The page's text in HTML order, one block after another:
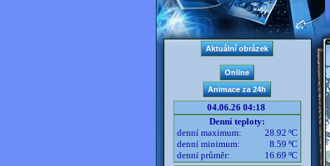
04.06.26 04:18
Denní teploty:
denní maximum:
28.92 ºC
denní minimum:
8.59 ºC
denní průměr:
16.69 ºC